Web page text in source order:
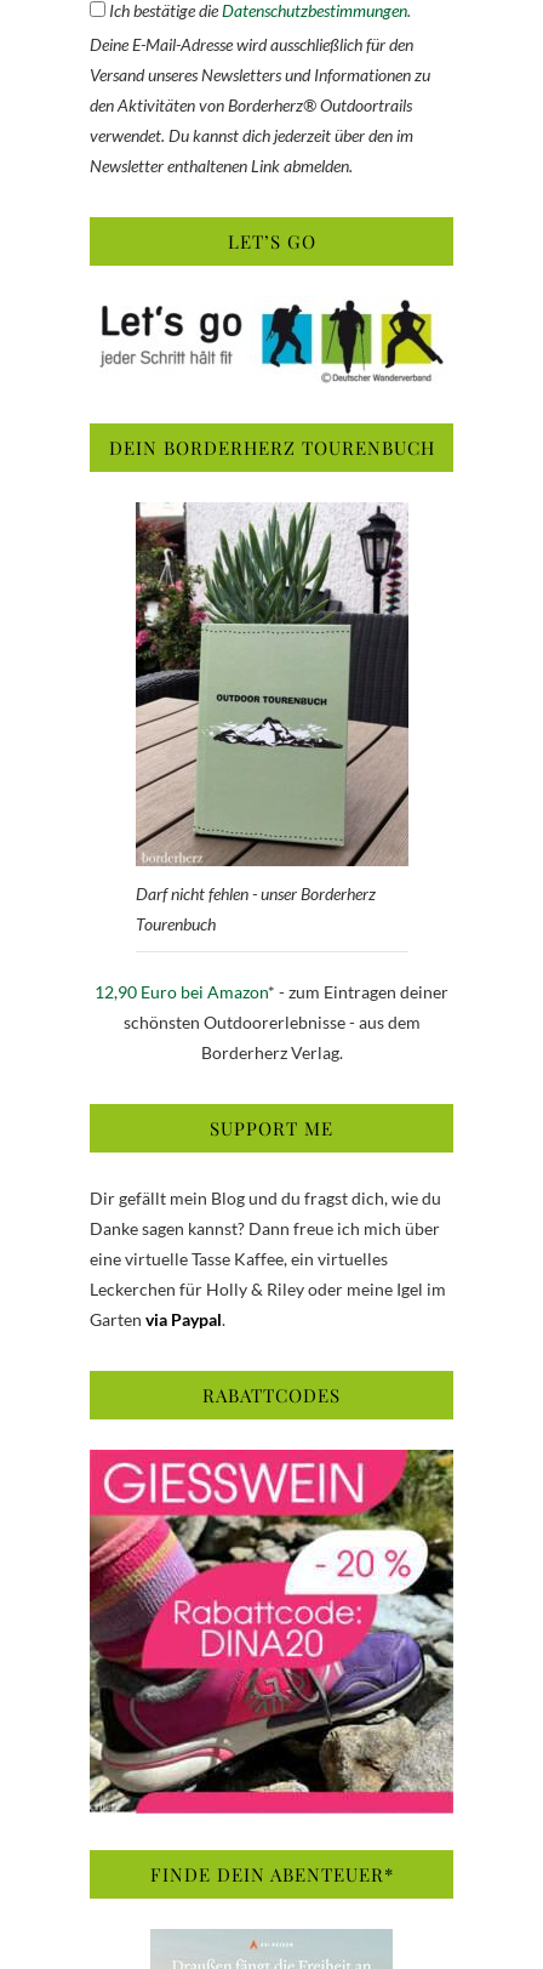
Ich bestätige dieDatenschutzbestimmungen.
Deine E-Mail-Adresse wird ausschließlich für den
Versand unseres Newsletters und Informationen zu
den Aktivitäten von Borderherz® Outdoortrails
verwendet. Du kannst dich jederzeit über den im
Newsletter enthaltenen Link abmelden.
LET’S GO
DEIN BORDERHERZ TOURENBUCH
Darf nicht fehlen - unser Borderherz
Tourenbuch
12,90 Euro bei Amazon* - zum Eintragen deiner
schönsten Outdoorerlebnisse - aus dem
Borderherz Verlag.
SUPPORT ME
Dir gefällt mein Blog und du fragst dich, wie du
Danke sagen kannst? Dann freue ich mich über
eine virtuelle Tasse Kaffee, ein virtuelles
Leckerchen für Holly & Riley oder meine Igel im
Garten via Paypal.
RABATTCODES
FINDE DEIN ABENTEUER*